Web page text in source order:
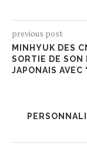
previous post
MINHYUK DES
SORTIE DE SON
JAPONAIS AVEC